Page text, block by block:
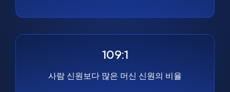
109:1
사람 신원보다 많은 머신 신원의 비율